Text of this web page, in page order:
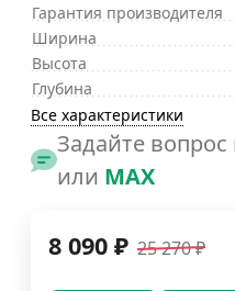
Гарантия производителя
Ширина
Высота
Глубина
Все характеристики
Задайте вопрос
или MAX
8 090 ₽ 25 270₽